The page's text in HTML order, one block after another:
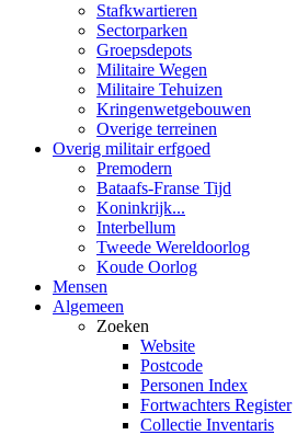
Stafkwartieren
Sectorparken
Groepsdepots
Militaire Wegen
Militaire Tehuizen
Kringenwetgebouwen
Overige terreinen
Overig militair erfgoed
Premodern
Bataafs-Franse Tijd
Koninkrijk...
Interbellum
Tweede Wereldoorlog
Koude Oorlog
Mensen
Algemeen
Zoeken
Website
Postcode
Personen Index
Fortwachters Register
Collectie Inventaris